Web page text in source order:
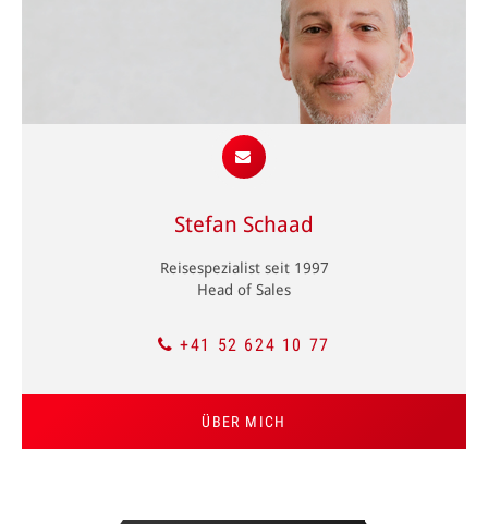
Jetzt muss jede Bewegung und jeder Handgriff sitzen. Hat
der Fisch angebissen, strömt das Adrenalin nur so durch die
Adern. Ein Gefühl, das die Faszination passionierter Angler
für diesen Sport nachvollziehen lässt. Wenn es dann noch
gelingen sollte, den Fisch zu fangen und später in den
Händen zu halten, überwiegt vor allen Dingen ein Gefühl:
Und wo könnte man das besser als in Traumzielen wie den
von Let’s go Tours beraten. Wir bringen Sie zu einigen der
besten Angel-Spots der Welt. Packen Sie Ihre Angelrute ein
Machen Sie sich auf eine Angelreise, die Sie begeistern wird.
Stefan Schaad
Reisespezialist seit 1997
Head of Sales
+41 52 624 10 77
ÜBER MICH